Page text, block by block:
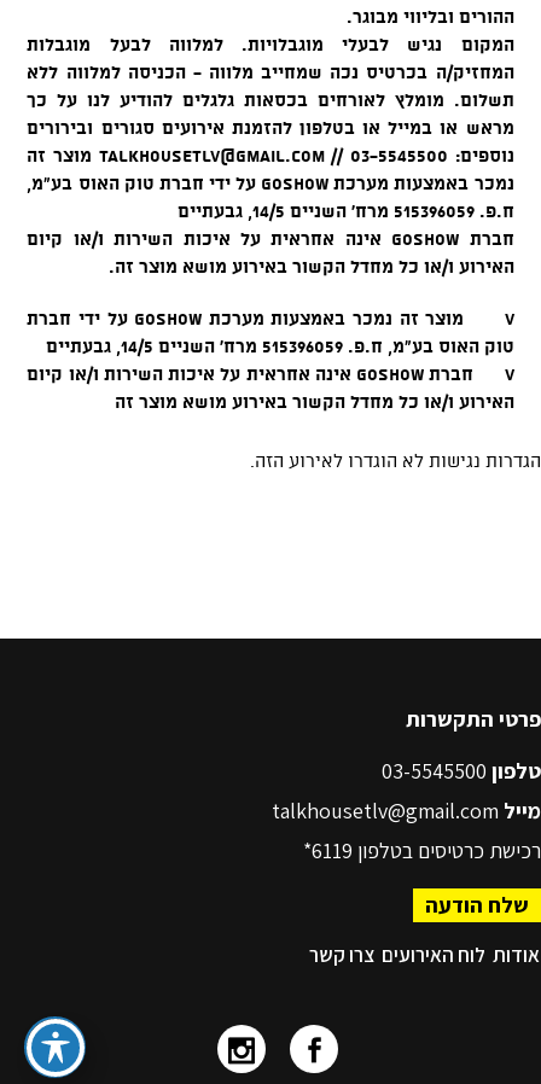
פרטי התקשרות
טלפון
מייל talkhousetlv@gmail.com
רכישת כרטיסים בטלפון 6119*
שלח הודעה
אודות לוח האירועים צרו קשר